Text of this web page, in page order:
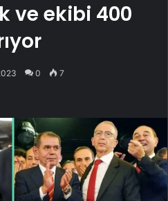
ve ekibi 400
0 7